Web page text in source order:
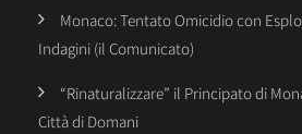
Monaco: Tentato Omicidio con
Indagini (il Comunicato)
“Rinaturalizzare” il Principato di
Città di Domani